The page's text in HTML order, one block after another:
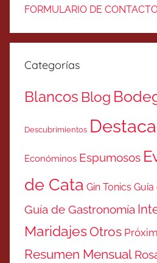
FORMULARIO DE
Categorías
Blancos Blog
Descubrimientos
Económinos Espumosos
de Cata Gin Tonics
Guía de Gastronomía
MaridajesOtros
Resumen Mensual